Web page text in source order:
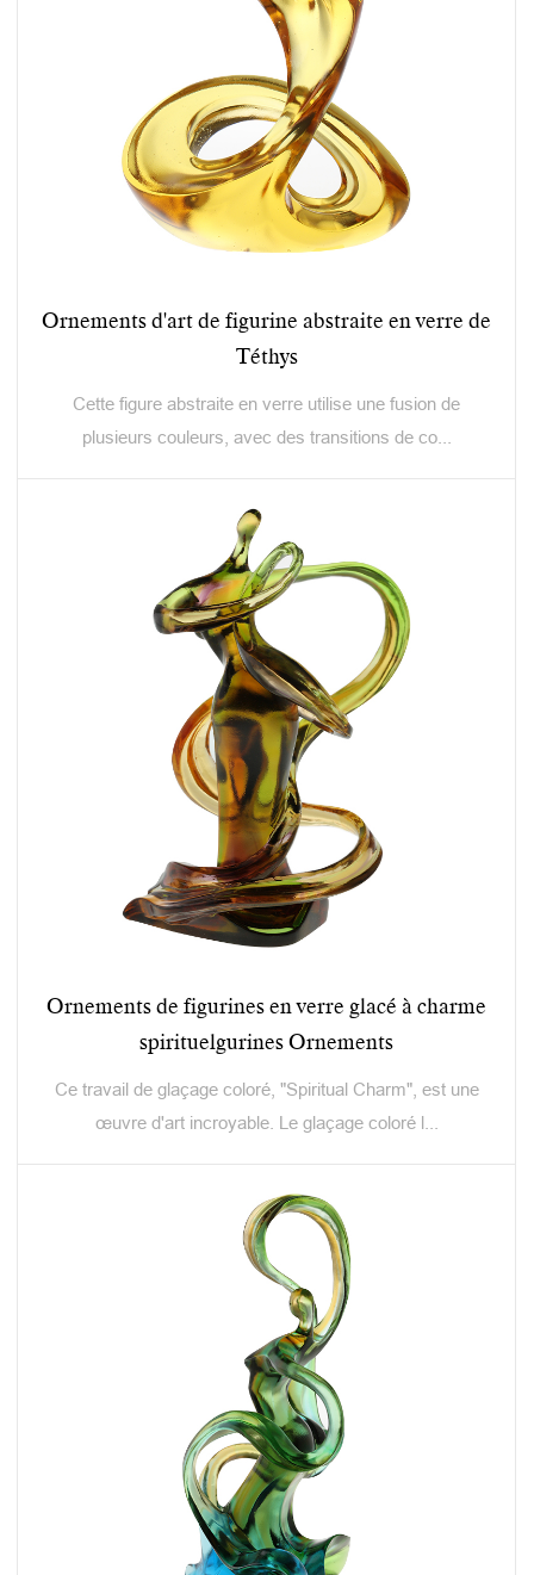
Ornements d'art de figurine abstraite en verre de
Téthys
Cette figure abstraite en verre utilise une fusion de
plusieurs couleurs, avec des transitions de co...
Ornements de figurines en verre glacé à charme
spirituelgurines Ornements
Ce travail de glaçage coloré, "Spiritual Charm", est une
œuvre d'art incroyable. Le glaçage coloré l...